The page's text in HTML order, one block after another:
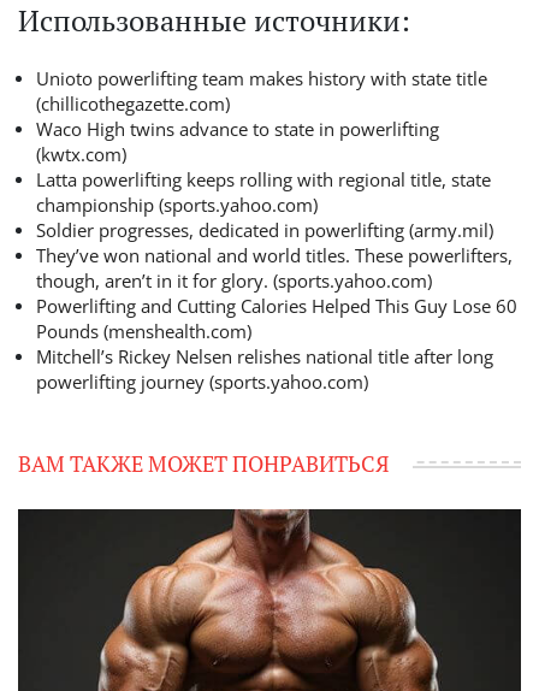
Использованные источники:
Unioto powerlifting team makes history with state title
(chillicothegazette.com)
Waco High twins advance to state in powerlifting
(kwtx.com)
Latta powerlifting keeps rolling with regional title, state
championship (sports.yahoo.com)
Soldier progresses, dedicated in powerlifting (army.mil)
They’ve won national and world titles. These powerlifters,
though, aren’t in it for glory. (sports.yahoo.com)
Powerlifting and Cutting Calories Helped This Guy Lose 60
Pounds (menshealth.com)
Mitchell’s Rickey Nelsen relishes national title after long
powerlifting journey (sports.yahoo.com)
ВАМ ТАКЖЕ МОЖЕТ ПОНРАВИТЬСЯ